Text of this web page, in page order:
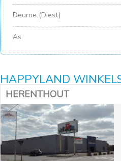
Deurne (Diest)
As
HAPPYLAND
HERENTHOUT